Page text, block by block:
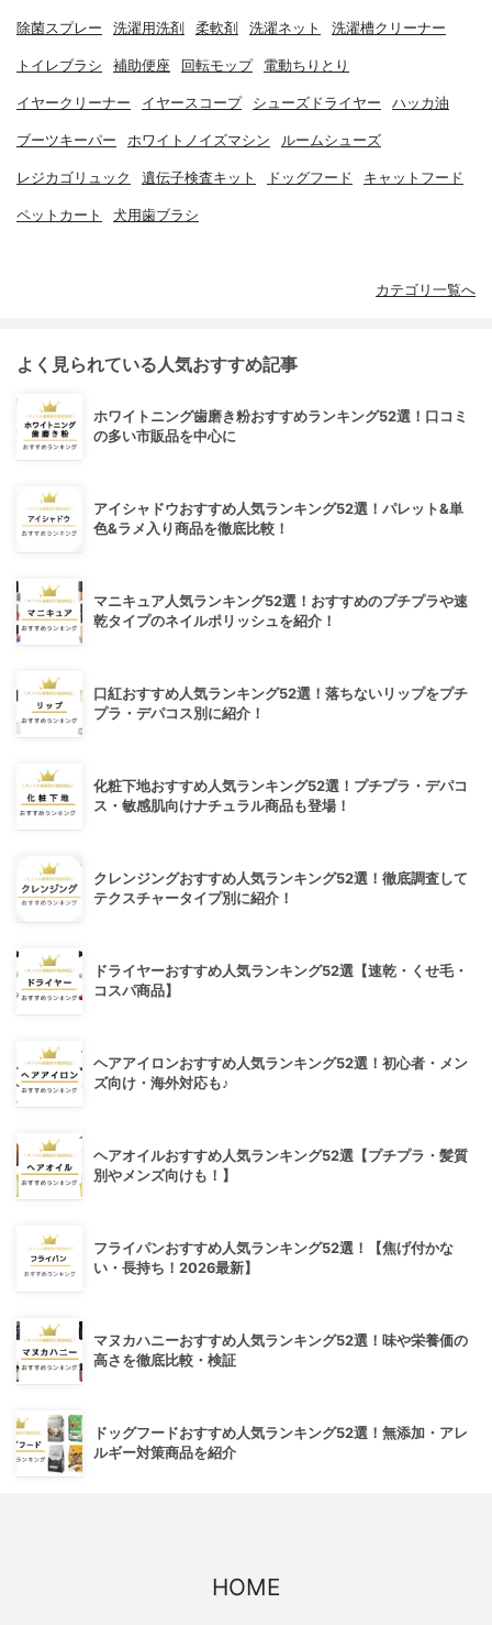
除菌スプレー 洗濯用洗剤 柔軟剤 洗濯ネット 洗濯槽クリーナー
トイレブラシ 補助便座 回転モップ 電動ちりとり
イヤークリーナー イヤースコープ シューズドライヤー ハッカ油
ブーツキーパー ホワイトノイズマシン ルームシューズ
レジカゴリュック 遺伝子検査キット ドッグフード キャットフード
ペットカート 犬用歯ブラシ
カテゴリ一覧へ
よく見られている人気おすすめ記事
ホワイトニング歯磨き粉おすすめランキング52選！口コミ
の多い市販品を中心に
アイシャドウおすすめ人気ランキング52選！パレット&単
色&ラメ入り商品を徹底比較！
マニキュア人気ランキング52選！おすすめのプチプラや速
乾タイプのネイルポリッシュを紹介！
口紅おすすめ人気ランキング52選！落ちないリップをプチ
プラ・デパコス別に紹介！
化粧下地おすすめ人気ランキング52選！プチプラ・デパコ
ス・敏感肌向けナチュラル商品も登場！
クレンジングおすすめ人気ランキング52選！徹底調査して
テクスチャータイプ別に紹介！
ドライヤーおすすめ人気ランキング52選【速乾・くせ毛・
コスパ商品】
ヘアアイロンおすすめ人気ランキング52選！初心者・メン
ズ向け・海外対応も♪
ヘアオイルおすすめ人気ランキング52選【プチプラ・髪質
別やメンズ向けも！】
フライパンおすすめ人気ランキング52選！【焦げ付かな
い・長持ち！2026最新】
マヌカハニーおすすめ人気ランキング52選！味や栄養価の
高さを徹底比較・検証
ドッグフードおすすめ人気ランキング52選！無添加・アレ
ルギー対策商品を紹介
HOME